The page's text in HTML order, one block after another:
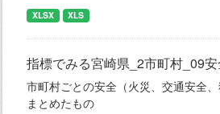
XLSX XLS
指標でみる宮崎県_2市町村_09
市町村ごとの安全（火災、交通安全
まとめたもの